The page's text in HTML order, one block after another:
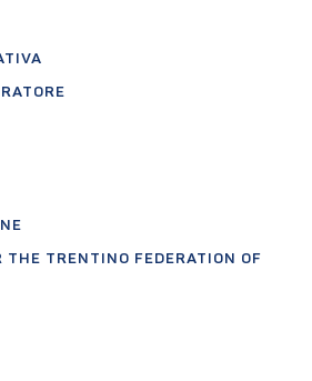
THE TRENTINO FEDERATION OF